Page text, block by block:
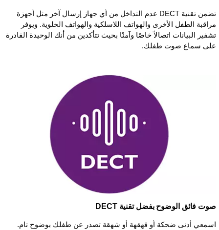
تضمن تقنية DECT عدم التداخل من أي جهاز إرسال آخر مثل أجهزة
مراقبة الطفل الأخرى والهواتف اللاسلكية والهواتف الخلوية. ويوفر
تشفير البيانات اتصالاً خاصًا وآمنًا بحيث تتأكدين من أنك الوحيدة القادرة
على سماع صوت طفلك.
صوت فائق الوضوح بفضل تقنية DECT
اسمعي أدنى ضحكة أو قهقهة أو شهقة تصدر عن طفلك بوضوح تام.